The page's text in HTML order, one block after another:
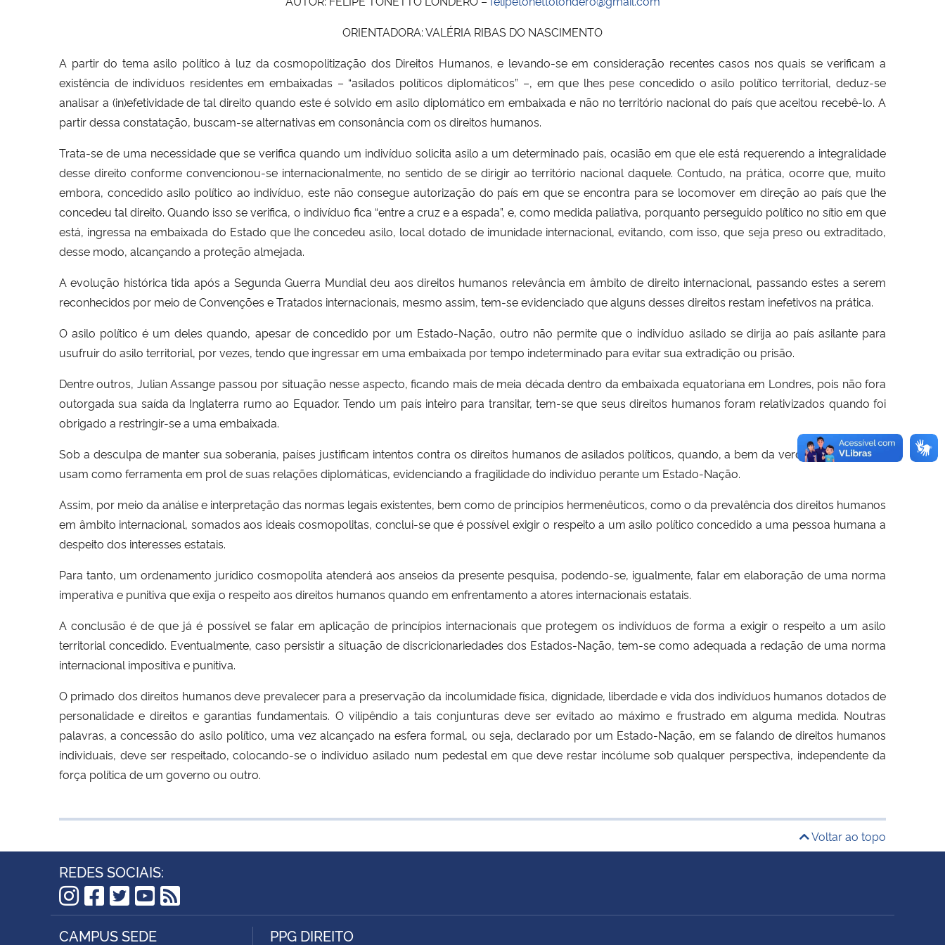
ORIENTADORA: VALÉRIA RIBAS DO NASCIMENTO
A partir do tema asilo político à luz da cosmopolitização dos Direitos Humanos, e levando-se em consideração recentes casos nos quais se verificam a
existência de indivíduos residentes em embaixadas – “asilados políticos diplomáticos” –, em que lhes pese concedido o asilo político territorial, deduz-se
analisar a (in)efetividade de tal direito quando este é solvido em asilo diplomático em embaixada e não no território nacional do país que aceitou recebê-lo. A
partir dessa constatação, buscam-se alternativas em consonância com os direitos humanos.
Trata-se de uma necessidade que se verifica quando um indivíduo solicita asilo a um determinado país, ocasião em que ele está requerendo a integralidade
desse direito conforme convencionou-se internacionalmente, no sentido de se dirigir ao território nacional daquele. Contudo, na prática, ocorre que, muito
embora, concedido asilo político ao indivíduo, este não consegue autorização do país em que se encontra para se locomover em direção ao país que lhe
concedeu tal direito. Quando isso se verifica, o indivíduo fica “entre a cruz e a espada”, e, como medida paliativa, porquanto perseguido político no sítio em que
está, ingressa na embaixada do Estado que lhe concedeu asilo, local dotado de imunidade internacional, evitando, com isso, que seja preso ou extraditado,
desse modo, alcançando a proteção almejada.
A evolução histórica tida após a Segunda Guerra Mundial deu aos direitos humanos relevância em âmbito de direito internacional, passando estes a serem
reconhecidos por meio de Convenções e Tratados internacionais, mesmo assim, tem-se evidenciado que alguns desses direitos restam inefetivos na prática.
O asilo político é um deles quando, apesar de concedido por um Estado-Nação, outro não permite que o indivíduo asilado se dirija ao país asilante para
usufruir do asilo territorial, por vezes, tendo que ingressar em uma embaixada por tempo indeterminado para evitar sua extradição ou prisão.
Dentre outros, Julian Assange passou por situação nesse aspecto, ficando mais de meia década dentro da embaixada equatoriana em Londres, pois não fora
outorgada sua saída da Inglaterra rumo ao Equador. Tendo um país inteiro para transitar, tem-se que seus direitos humanos foram relativizados quando foi
obrigado a restringir-se a uma embaixada.
Sob a desculpa de manter sua soberania, países justificam intentos contra os direitos humanos de asilados políticos, quando, a bem da verdade, aqueles os
usam como ferramenta em prol de suas relações diplomáticas, evidenciando a fragilidade do indivíduo perante um Estado-Nação.
Assim, por meio da análise e interpretação das normas legais existentes, bem como de princípios hermenêuticos, como o da prevalência dos direitos humanos
em âmbito internacional, somados aos ideais cosmopolitas, conclui-se que é possível exigir o respeito a um asilo político concedido a uma pessoa humana a
despeito dos interesses estatais.
Para tanto, um ordenamento jurídico cosmopolita atenderá aos anseios da presente pesquisa, podendo-se, igualmente, falar em elaboração de uma norma
imperativa e punitiva que exija o respeito aos direitos humanos quando em enfrentamento a atores internacionais estatais.
A conclusão é de que já é possível se falar em aplicação de princípios internacionais que protegem os indivíduos de forma a exigir o respeito a um asilo
territorial concedido. Eventualmente, caso persistir a situação de discricionariedades dos Estados-Nação, tem-se como adequada a redação de uma norma
internacional impositiva e punitiva.
O primado dos direitos humanos deve prevalecer para a preservação da incolumidade física, dignidade, liberdade e vida dos indivíduos humanos dotados de
personalidade e direitos e garantias fundamentais. O vilipêndio a tais conjunturas deve ser evitado ao máximo e frustrado em alguma medida. Noutras
palavras, a concessão do asilo político, uma vez alcançado na esfera formal, ou seja, declarado por um Estado-Nação, em se falando de direitos humanos
individuais, deve ser respeitado, colocando-se o indivíduo asilado num pedestal em que deve restar incólume sob qualquer perspectiva, independente da
força política de um governo ou outro.
Voltar ao topo
REDES SOCIAIS:
Instagram
Facebook
Twitter
YouTube
RSS
CAMPUS SEDE PPG DIREITO